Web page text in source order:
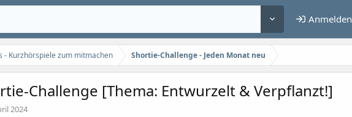
Anmelden
- Kurzhörspiele zum mitmachen Shortie-Challenge - Jeden Monat neu
Challenge [Thema: Entwurzelt & Verpflanzt!]
2024